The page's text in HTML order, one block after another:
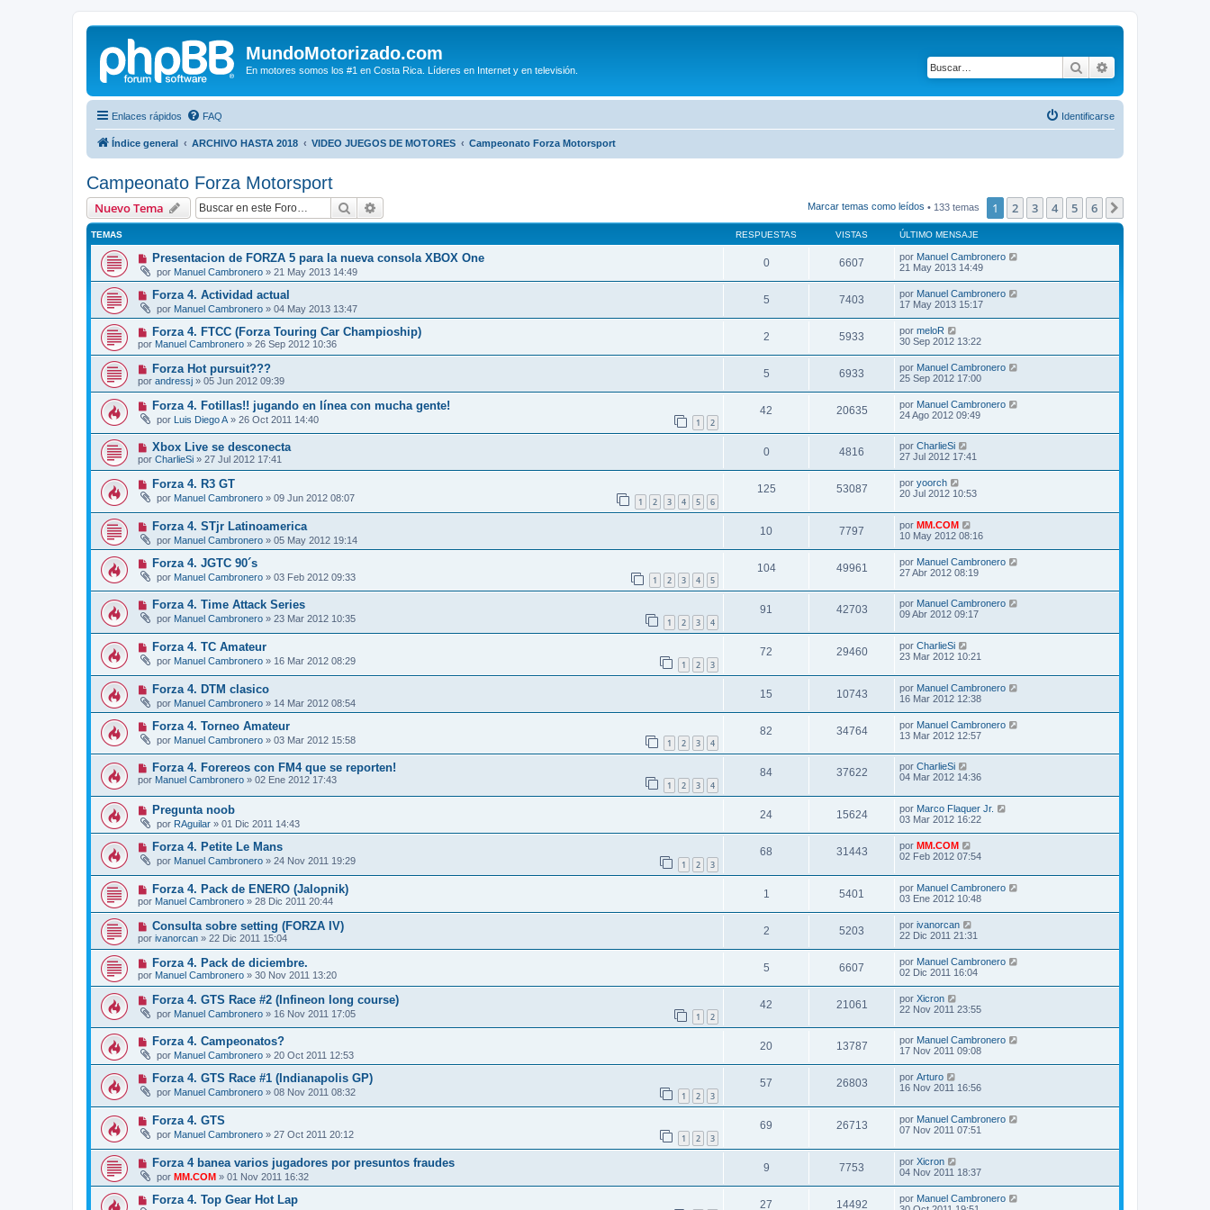
MundoMotorizado.com
En motores somos los #1 en Costa Rica. Líderes en Internet y en televisión. Buscar
Enlaces rápidos FAQ Identificarse
Índice general ARCHIVO HASTA 2018 VIDEO JUEGOS DE MOTORES Campeonato Forza Motorsport
Campeonato Forza Motorsport
Nuevo Tema Buscar Marcar temas como leídos • 133 temas 1 2 3 4 5 6
TEMAS RESPUESTAS VISTAS ÚLTIMO MENSAJE
Presentacion de FORZA 5 para la nueva consola XBOX One
por Manuel Cambronero » 21 May 2013 14:49
0 6607 por Manuel Cambronero
21 May 2013 14:49
Forza 4. Actividad actual
por Manuel Cambronero » 04 May 2013 13:47
5 7403 por Manuel Cambronero
17 May 2013 15:17
Forza 4. FTCC (Forza Touring Car Champioship)
por Manuel Cambronero » 26 Sep 2012 10:36
2 5933 por meloR
30 Sep 2012 13:22
Forza Hot pursuit???
por andressj » 05 Jun 2012 09:39
5 6933 por Manuel Cambronero
25 Sep 2012 17:00
Forza 4. Fotillas!! jugando en línea con mucha gente!
por Luis Diego A » 26 Oct 2011 14:40 1 2
42 20635 por Manuel Cambronero
24 Ago 2012 09:49
Xbox Live se desconecta
por CharlieSi » 27 Jul 2012 17:41
0 4816 por CharlieSi
27 Jul 2012 17:41
Forza 4. R3 GT
por Manuel Cambronero » 09 Jun 2012 08:07 1 2 3 4 5 6
125 53087 por yoorch
20 Jul 2012 10:53
Forza 4. STjr Latinoamerica
por Manuel Cambronero » 05 May 2012 19:14
10 7797 por MM.COM
10 May 2012 08:16
Forza 4. JGTC 90´s
por Manuel Cambronero » 03 Feb 2012 09:33 1 2 3 4 5
104 49961 por Manuel Cambronero
27 Abr 2012 08:19
Forza 4. Time Attack Series
por Manuel Cambronero » 23 Mar 2012 10:35 1 2 3 4
91 42703 por Manuel Cambronero
09 Abr 2012 09:17
Forza 4. TC Amateur
por Manuel Cambronero » 16 Mar 2012 08:29 1 2 3
72 29460 por CharlieSi
23 Mar 2012 10:21
Forza 4. DTM clasico
por Manuel Cambronero » 14 Mar 2012 08:54
15 10743 por Manuel Cambronero
16 Mar 2012 12:38
Forza 4. Torneo Amateur
por Manuel Cambronero » 03 Mar 2012 15:58 1 2 3 4
82 34764 por Manuel Cambronero
13 Mar 2012 12:57
Forza 4. Forereos con FM4 que se reporten!
por Manuel Cambronero » 02 Ene 2012 17:43 1 2 3 4
84 37622 por CharlieSi
04 Mar 2012 14:36
Pregunta noob
por RAguilar » 01 Dic 2011 14:43
24 15624 por Marco Flaquer Jr.
03 Mar 2012 16:22
Forza 4. Petite Le Mans
por Manuel Cambronero » 24 Nov 2011 19:29 1 2 3
68 31443 por MM.COM
02 Feb 2012 07:54
Forza 4. Pack de ENERO (Jalopnik)
por Manuel Cambronero » 28 Dic 2011 20:44
1 5401 por Manuel Cambronero
03 Ene 2012 10:48
Consulta sobre setting (FORZA IV)
por ivanorcan » 22 Dic 2011 15:04
2 5203 por ivanorcan
22 Dic 2011 21:31
Forza 4. Pack de diciembre.
por Manuel Cambronero » 30 Nov 2011 13:20
5 6607 por Manuel Cambronero
02 Dic 2011 16:04
Forza 4. GTS Race #2 (Infineon long course)
por Manuel Cambronero » 16 Nov 2011 17:05 1 2
42 21061 por Xicron
22 Nov 2011 23:55
Forza 4. Campeonatos?
por Manuel Cambronero » 20 Oct 2011 12:53
20 13787 por Manuel Cambronero
17 Nov 2011 09:08
Forza 4. GTS Race #1 (Indianapolis GP)
por Manuel Cambronero » 08 Nov 2011 08:32 1 2 3
57 26803 por Arturo
16 Nov 2011 16:56
Forza 4. GTS
por Manuel Cambronero » 27 Oct 2011 20:12 1 2 3
69 26713 por Manuel Cambronero
07 Nov 2011 07:51
Forza 4 banea varios jugadores por presuntos fraudes
por MM.COM » 01 Nov 2011 16:32
9 7753 por Xicron
04 Nov 2011 18:37
Forza 4. Top Gear Hot Lap 27 14492 por Manuel Cambronero